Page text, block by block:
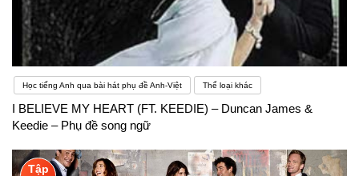
Học tiếng Anh qua bài hát phụ đề Anh-Việt Thể loại khác
I BELIEVE MY HEART (FT. KEEDIE) – Duncan James &
Keedie – Phụ đề song ngữ
Tập